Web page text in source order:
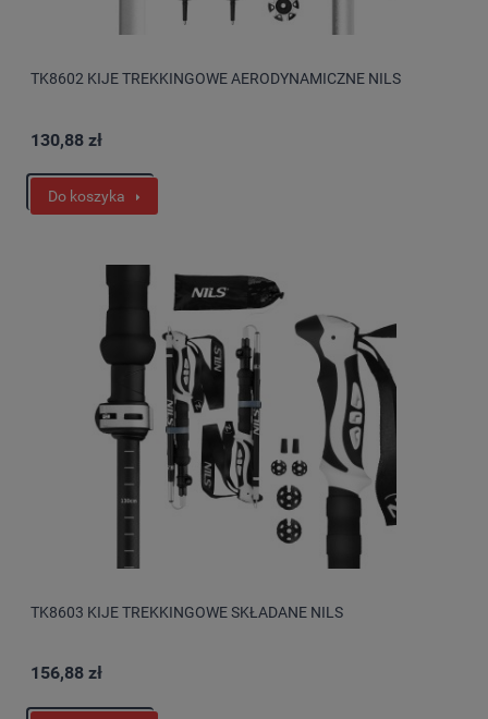
TK8602 KIJE TREKKINGOWE AERODYNAMICZNE NILS
130,88 zł
Do koszyka
TK8603 KIJE TREKKINGOWE SKŁADANE NILS
156,88 zł